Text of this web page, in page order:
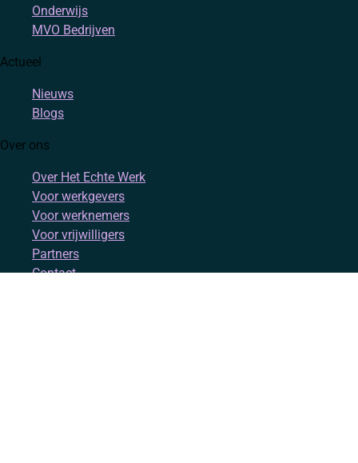
Onderwijs
MVO Bedrijven
Actueel
Nieuws
Blogs
Over ons
Over Het Echte Werk
Voor werkgevers
Voor werknemers
Voor vrijwilligers
Partners
Contact